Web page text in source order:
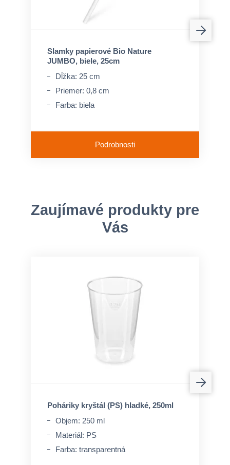
Slamky papierové Bio Nature
JUMBO, biele, 25cm
Dĺžka: 25 cm
Priemer: 0,8 cm
Farba: biela
Podrobnosti
Zaujímavé produkty pre
Vás
Poháriky kryštál (PS) hladké, 250ml
Objem: 250 ml
Materiál: PS
Farba: transparentná